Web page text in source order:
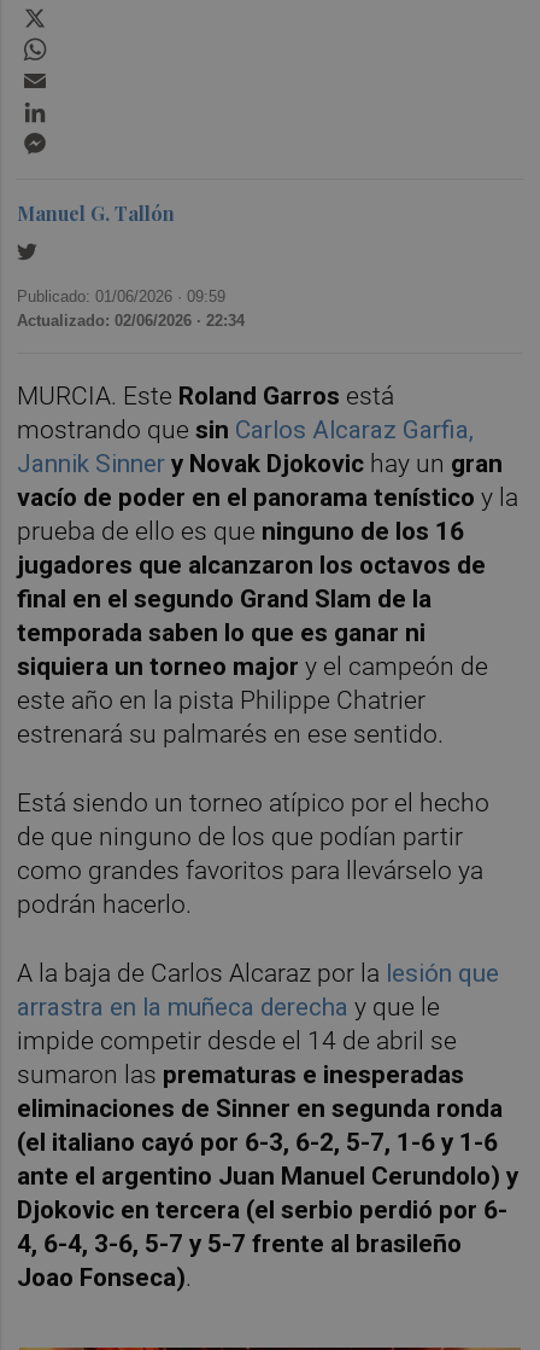
Manuel G. Tallón
Publicado: 01/06/2026 ·09:59
Actualizado: 02/06/2026 · 22:34
MURCIA. Este Roland Garros está
mostrando quesin Carlos Alcaraz Garfia,
Jannik Sinner y Novak Djokovic hay un gran
vacío de poder en el panorama tenístico y la
prueba de ello es que ninguno de los 16
jugadores que alcanzaron los octavos de
final en el segundo Grand Slam de la
temporada saben lo que es ganar ni
siquiera un torneo majory el campeón de
este año en la pista Philippe Chatrier
estrenará su palmarés en ese sentido.
Está siendo un torneo atípico por el hecho
de que ninguno de los que podían partir
como grandes favoritos para llevárselo ya
podrán hacerlo.
A la baja de Carlos Alcaraz por la lesión que
arrastra en la muñeca derecha y que le
impide competir desde el 14 de abril se
sumaron las prematuras e inesperadas
eliminaciones de Sinner en segunda ronda
(el italiano cayó por 6-3, 6-2, 5-7, 1-6 y 1-6
ante el argentino Juan Manuel Cerundolo) y
Djokovic en tercera (el serbio perdió por 6-
4, 6-4, 3-6, 5-7 y 5-7 frente al brasileño
Joao Fonseca).